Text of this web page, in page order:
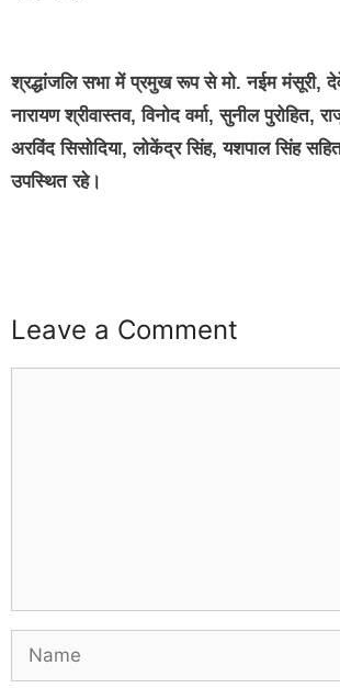
श्रद्धांजलि सभा में प्रमुख रूप से मो. नईम मंसूरी,
नारायण श्रीवास्तव, विनोद वर्मा, सुनील पुरोहित,
अरविंद सिसोदिया, लोकेंद्र सिंह, यशपाल सिंह
उपस्थित रहे।
Leave a Comment